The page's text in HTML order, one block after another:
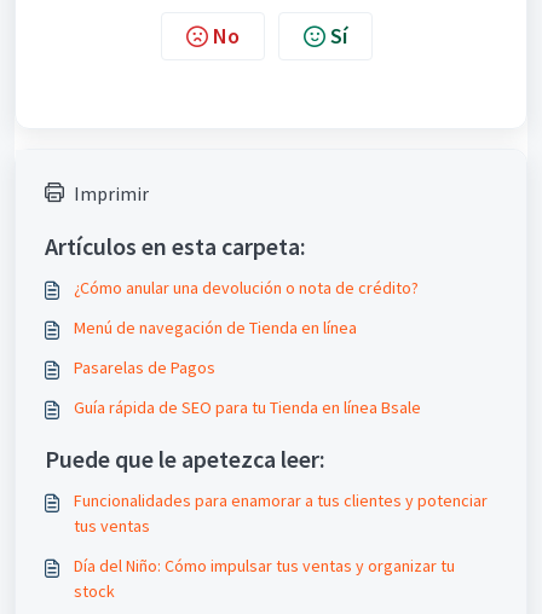
No Sí
Imprimir
Artículos en esta carpeta:
¿Cómo anular una devolución o nota de crédito?
Menú de navegación de Tienda en línea
Pasarelas de Pagos
Guía rápida de SEO para tu Tienda en línea Bsale
Puede que le apetezca leer:
Funcionalidades para enamorar a tus clientes y potenciar
tus ventas
Día del Niño: Cómo impulsar tus ventas y organizar tu
stock